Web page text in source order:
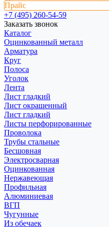
Прайс
+7 (495) 260-54-59
Заказать звонок
Каталог
Оцинкованный металл
Арматура
Круг
Полоса
Уголок
Лента
Лист гладкий
Лист окрашенный
Лист гладкий
Листы перфорированные
Проволока
Трубы стальные
Бесшовная
Электросварная
Оцинкованная
Нержавеющая
Профильная
Алюминиевая
ВГП
Чугунные
Из обечаек